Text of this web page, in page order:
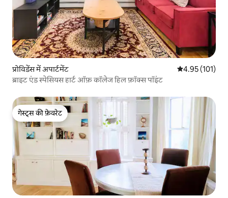
प्रोविडेंस में अपार्टमेंट औसत रेटिंग 5 में से
4.95 (101)
ब्राइट एंड स्पेसियस हार्ट ऑफ़ कॉलेज हिल फ़ॉक्स पॉइंट
गेस्ट्स की फ़ेवरेट
गेस्ट्स की फ़ेवरेट